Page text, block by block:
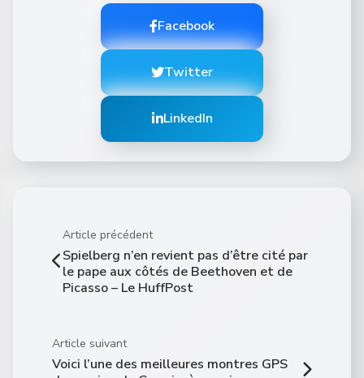
Facebook
Twitter
LinkedIn
Article précédent
Spielberg n’en revient pas d’être cité par
le pape aux côtés de Beethoven et de
Picasso – Le HuffPost
Article suivant
Voici l’une des meilleures montres GPS